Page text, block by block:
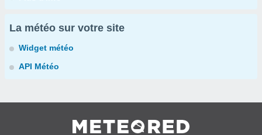
La météo sur votre site
Widget météo
API Météo